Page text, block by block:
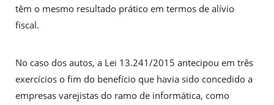
têm o mesmo resultado prático em termos de alívio
fiscal.
No caso dos autos, a Lei 13.241/2015 antecipou em três
exercícios o fim do benefício que havia sido concedido a
empresas varejistas do ramo de informática, como